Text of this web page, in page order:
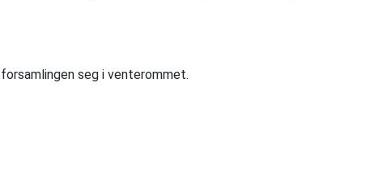
seg i venterommet.